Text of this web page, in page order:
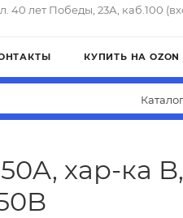
лет Победы, 23А, каб.100
КУПИТЬ НА OZON
Каталог
хар-ка